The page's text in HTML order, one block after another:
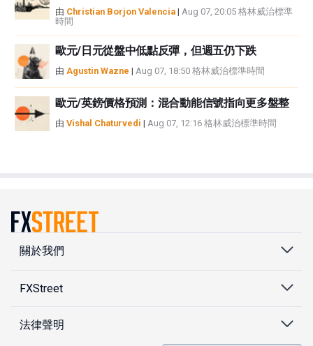
由 Christian Borjon Valencia | Aug 07, 20:05 格林威治標準
時間
歐元/日元從盤中低點反彈，但週五仍下跌
由 Agustin Wazne | Aug 07, 18:50 格林威治標準時間
歐元/英鎊價格預測：混合動能信號指向更多盤整
由 Vishal Chaturvedi | Aug 07, 12:16 格林威治標準時間
關於我們
FXStreet
法律聲明